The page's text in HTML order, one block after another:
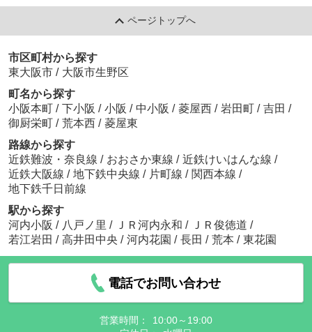
ページトップへ
市区町村から探す
東大阪市 / 大阪市生野区
町名から探す
小阪本町 / 下小阪 / 小阪 / 中小阪 / 菱屋西 / 岩田町 / 吉田 /
御厨栄町 / 荒本西 / 菱屋東
路線から探す
近鉄難波・奈良線 / おおさか東線 / 近鉄けいはんな線 /
近鉄大阪線 / 地下鉄中央線 / 片町線 / 関西本線 /
地下鉄千日前線
駅から探す
河内小阪 / 八戸ノ里 / ＪＲ河内永和 / ＪＲ俊徳道 /
若江岩田 / 高井田中央 / 河内花園 / 長田 / 荒本 / 東花園
電話でお問い合わせ
営業時間：
10:00～19:00